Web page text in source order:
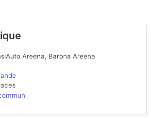
Areena, Barona Areena